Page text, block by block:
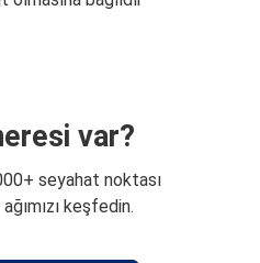
var?
seyahat noktası
keşfedin.